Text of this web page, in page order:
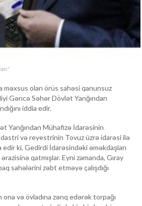
məxsus olan örüs sahəsi qanunsuz
Gəncə Səhər Dövlət Yanğından
iddia edir.
Yanğından Mühafizə İdarəsinin
və reyestrinin Tovuz üzrə idarəsi ilə
ki, Gedirdi İdarəsindəki əməkdaşları
qatmışlar. Eyni zamanda, Gıray
sahələrini zəbt etməyə çalışdığı
və övladına zənq edərək torpağı